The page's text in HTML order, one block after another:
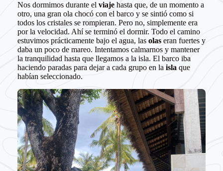
Nos dormimos durante el viajehasta que, de un momento a
otro, una gran ola chocó con el barco y se sintió como si
todos los cristales se rompieran. Pero no, simplemente era
por la velocidad. Ahí se terminó el dormir. Todo el camino
estuvimos prácticamente bajo el agua, las olaseran fuertes y
daba un poco de mareo. Intentamos calmarnos y mantener
la tranquilidad hasta que llegamos a la isla. El barco iba
haciendo paradas para dejar a cada grupo en la isla que
habían seleccionado.